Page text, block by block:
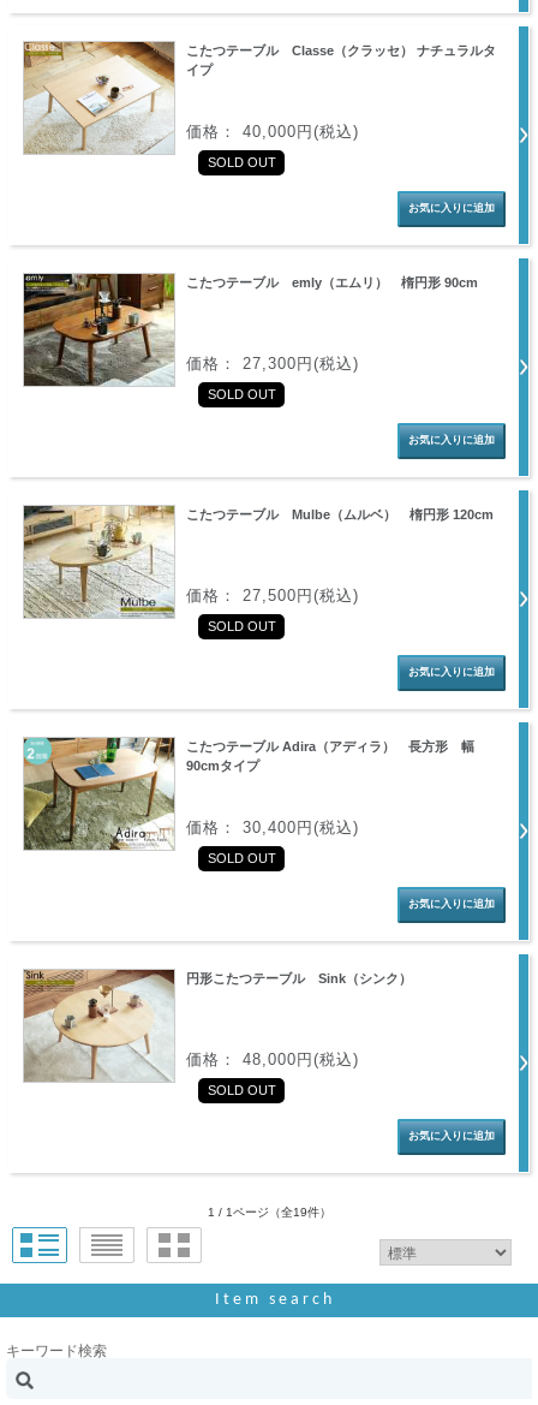
こたつテーブル Classe（クラッセ） ナチュラルタ
イプ
価格： 40,000円(税込)
SOLD OUT
こたつテーブル emly（エムリ） 楕円形 90cm
価格： 27,300円(税込)
SOLD OUT
こたつテーブル Mulbe（ムルベ） 楕円形 120cm
価格： 27,500円(税込)
SOLD OUT
こたつテーブル Adira（アディラ） 長方形 幅
90cmタイプ
価格： 30,400円(税込)
SOLD OUT
円形こたつテーブル Sink（シンク）
価格： 48,000円(税込)
SOLD OUT
1 / 1ページ （全19件）
Item search
キーワード検索